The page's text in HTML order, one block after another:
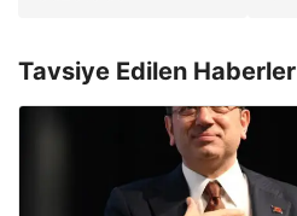
Tavsiye Edilen Haberler